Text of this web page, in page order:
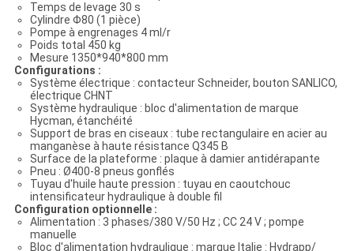
Temps de levage 30 s
Cylindre Φ80 (1 pièce)
Pompe à engrenages 4 ml/r
Poids total 450 kg
Mesure 1350*940*800 mm
Configurations :
Système électrique : contacteur Schneider, bouton SANLICO,
électrique CHNT
Système hydraulique : bloc d'alimentation de marque
Hycman, étanchéité
Support de bras en ciseaux : tube rectangulaire en acier au
manganèse à haute résistance Q345 B
Surface de la plateforme : plaque à damier antidérapante
Pneu : Ø400-8 pneus gonflés
Tuyau d'huile haute pression : tuyau en caoutchouc
intensificateur hydraulique à double fil
Configuration optionnelle :
Alimentation : 3 phases/380 V/50 Hz ; CC 24 V ; pompe
manuelle
Bloc d'alimentation hydraulique : marque Italie : Hydrapp/